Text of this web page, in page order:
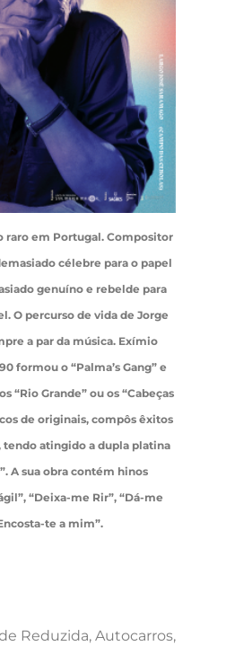
raro em Portugal. Compositor
célebre para o papel
genuíno e rebelde para
O percurso de vida de Jorge
a par da música. Exímio
formou o “Palma’s Gang” e
“Rio Grande” ou os “Cabeças
de originais, compôs êxitos
tendo atingido a dupla platina
A sua obra contém hinos
“Deixa-me Rir”, “Dá-me
te a mim”.
Reduzida, Autocarros,